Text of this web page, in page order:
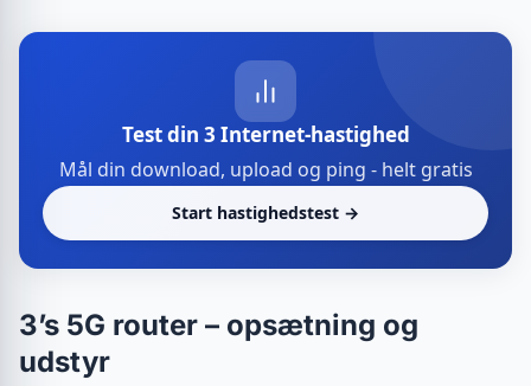
Test din 3 Internet-hastighed
Mål din download, upload og ping - helt gratis
Start hastighedstest →
3’s 5G router – opsætning og
udstyr